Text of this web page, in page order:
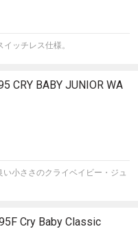
ッチレス仕様。
CRY BABY JUNIOR WA
小ささのクライベイビー・ジュ
Cry Baby Classic